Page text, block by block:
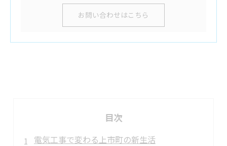
お問い合わせはこちら
目次
電気工事で変わる上市町の新生活